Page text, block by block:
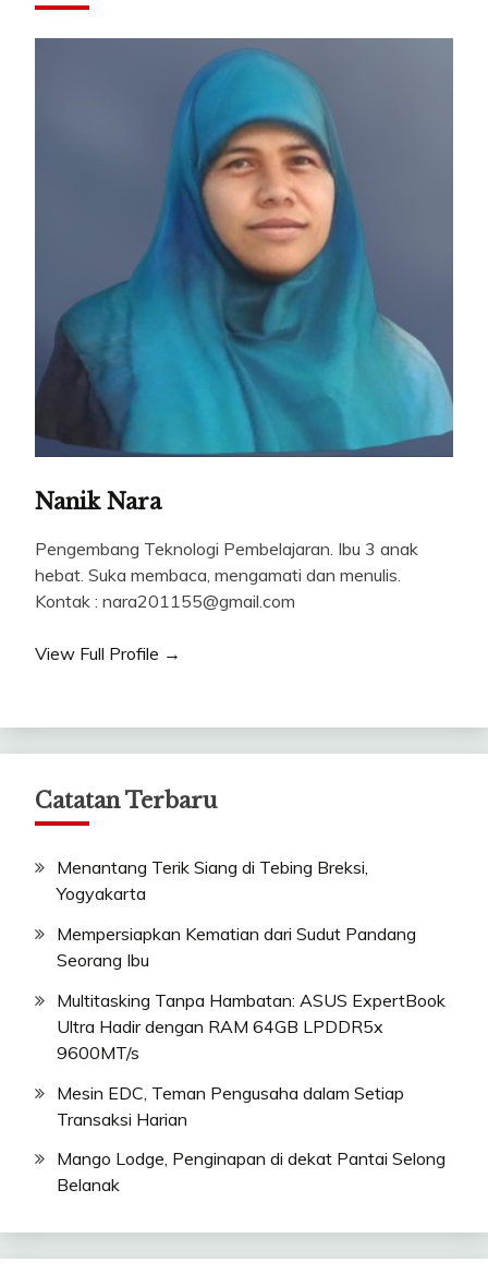
Nanik Nara
Pengembang Teknologi Pembelajaran. Ibu 3 anak
hebat. Suka membaca, mengamati dan menulis.
Kontak : nara201155@gmail.com
View Full Profile →
Catatan Terbaru
Menantang Terik Siang di Tebing Breksi,
Yogyakarta
Mempersiapkan Kematian dari Sudut Pandang
Seorang Ibu
Multitasking Tanpa Hambatan: ASUS ExpertBook
Ultra Hadir dengan RAM 64GB LPDDR5x
9600MT/s
Mesin EDC, Teman Pengusaha dalam Setiap
Transaksi Harian
Mango Lodge, Penginapan di dekat Pantai Selong
Belanak